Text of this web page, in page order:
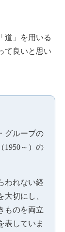
道」を用いる
て良いと思い
グループの
1950～）の
われない経
切にし、
ものを両立
表していま